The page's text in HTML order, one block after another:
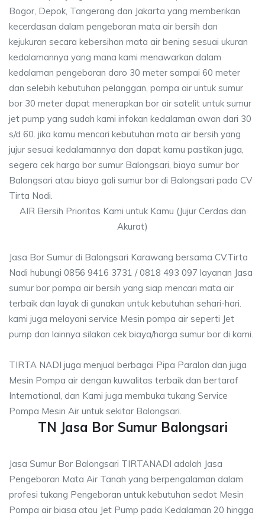
Bogor, Depok, Tangerang dan Jakarta yang memberikan
kecerdasan dalam pengeboran mata air bersih dan
kejukuran secara kebersihan mata air bening sesuai ukuran
kedalamannya yang mana kami menawarkan dalam
kedalaman pengeboran daro 30 meter sampai 60 meter
dan selebih kebutuhan pelanggan, pompa air untuk sumur
bor 30 meter dapat menerapkan bor air satelit untuk sumur
jet pump yang sudah kami infokan kedalaman awan dari 30
s/d 60. jika kamu mencari kebutuhan mata air bersih yang
jujur sesuai kedalamannya dan dapat kamu pastikan juga,
segera cek harga bor sumur Balongsari, biaya sumur bor
Balongsari atau biaya gali sumur bor di Balongsari pada CV
Tirta Nadi.
AIR Bersih Prioritas Kami untuk Kamu (Jujur Cerdas dan
Akurat)
Jasa Bor Sumur di Balongsari Karawang bersama CV.Tirta
Nadi hubungi 0856 9416 3731 / 0818 493 097 layanan Jasa
sumur bor pompa air bersih yang siap mencari mata air
terbaik dan layak di gunakan untuk kebutuhan sehari-hari.
kami juga melayani service Mesin pompa air seperti Jet
pump dan lainnya silakan cek biaya/harga sumur bor di kami.
TIRTA NADI juga menjual berbagai Pipa Paralon dan juga
Mesin Pompa air dengan kuwalitas terbaik dan bertaraf
International, dan Kami juga membuka tukang Service
Pompa Mesin Air untuk sekitar Balongsari.
TN Jasa Bor Sumur Balongsari
Jasa Sumur Bor Balongsari TIRTANADI adalah Jasa
Pengeboran Mata Air Tanah yang berpengalaman dalam
profesi tukang Pengeboran untuk kebutuhan sedot Mesin
Pompa air biasa atau Jet Pump pada Kedalaman 20 hingga